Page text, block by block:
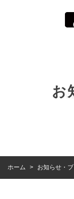
お
ホーム > お知らせ・